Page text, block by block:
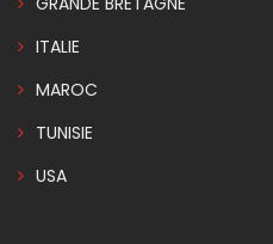
ITALIE
MAROC
TUNISIE
USA